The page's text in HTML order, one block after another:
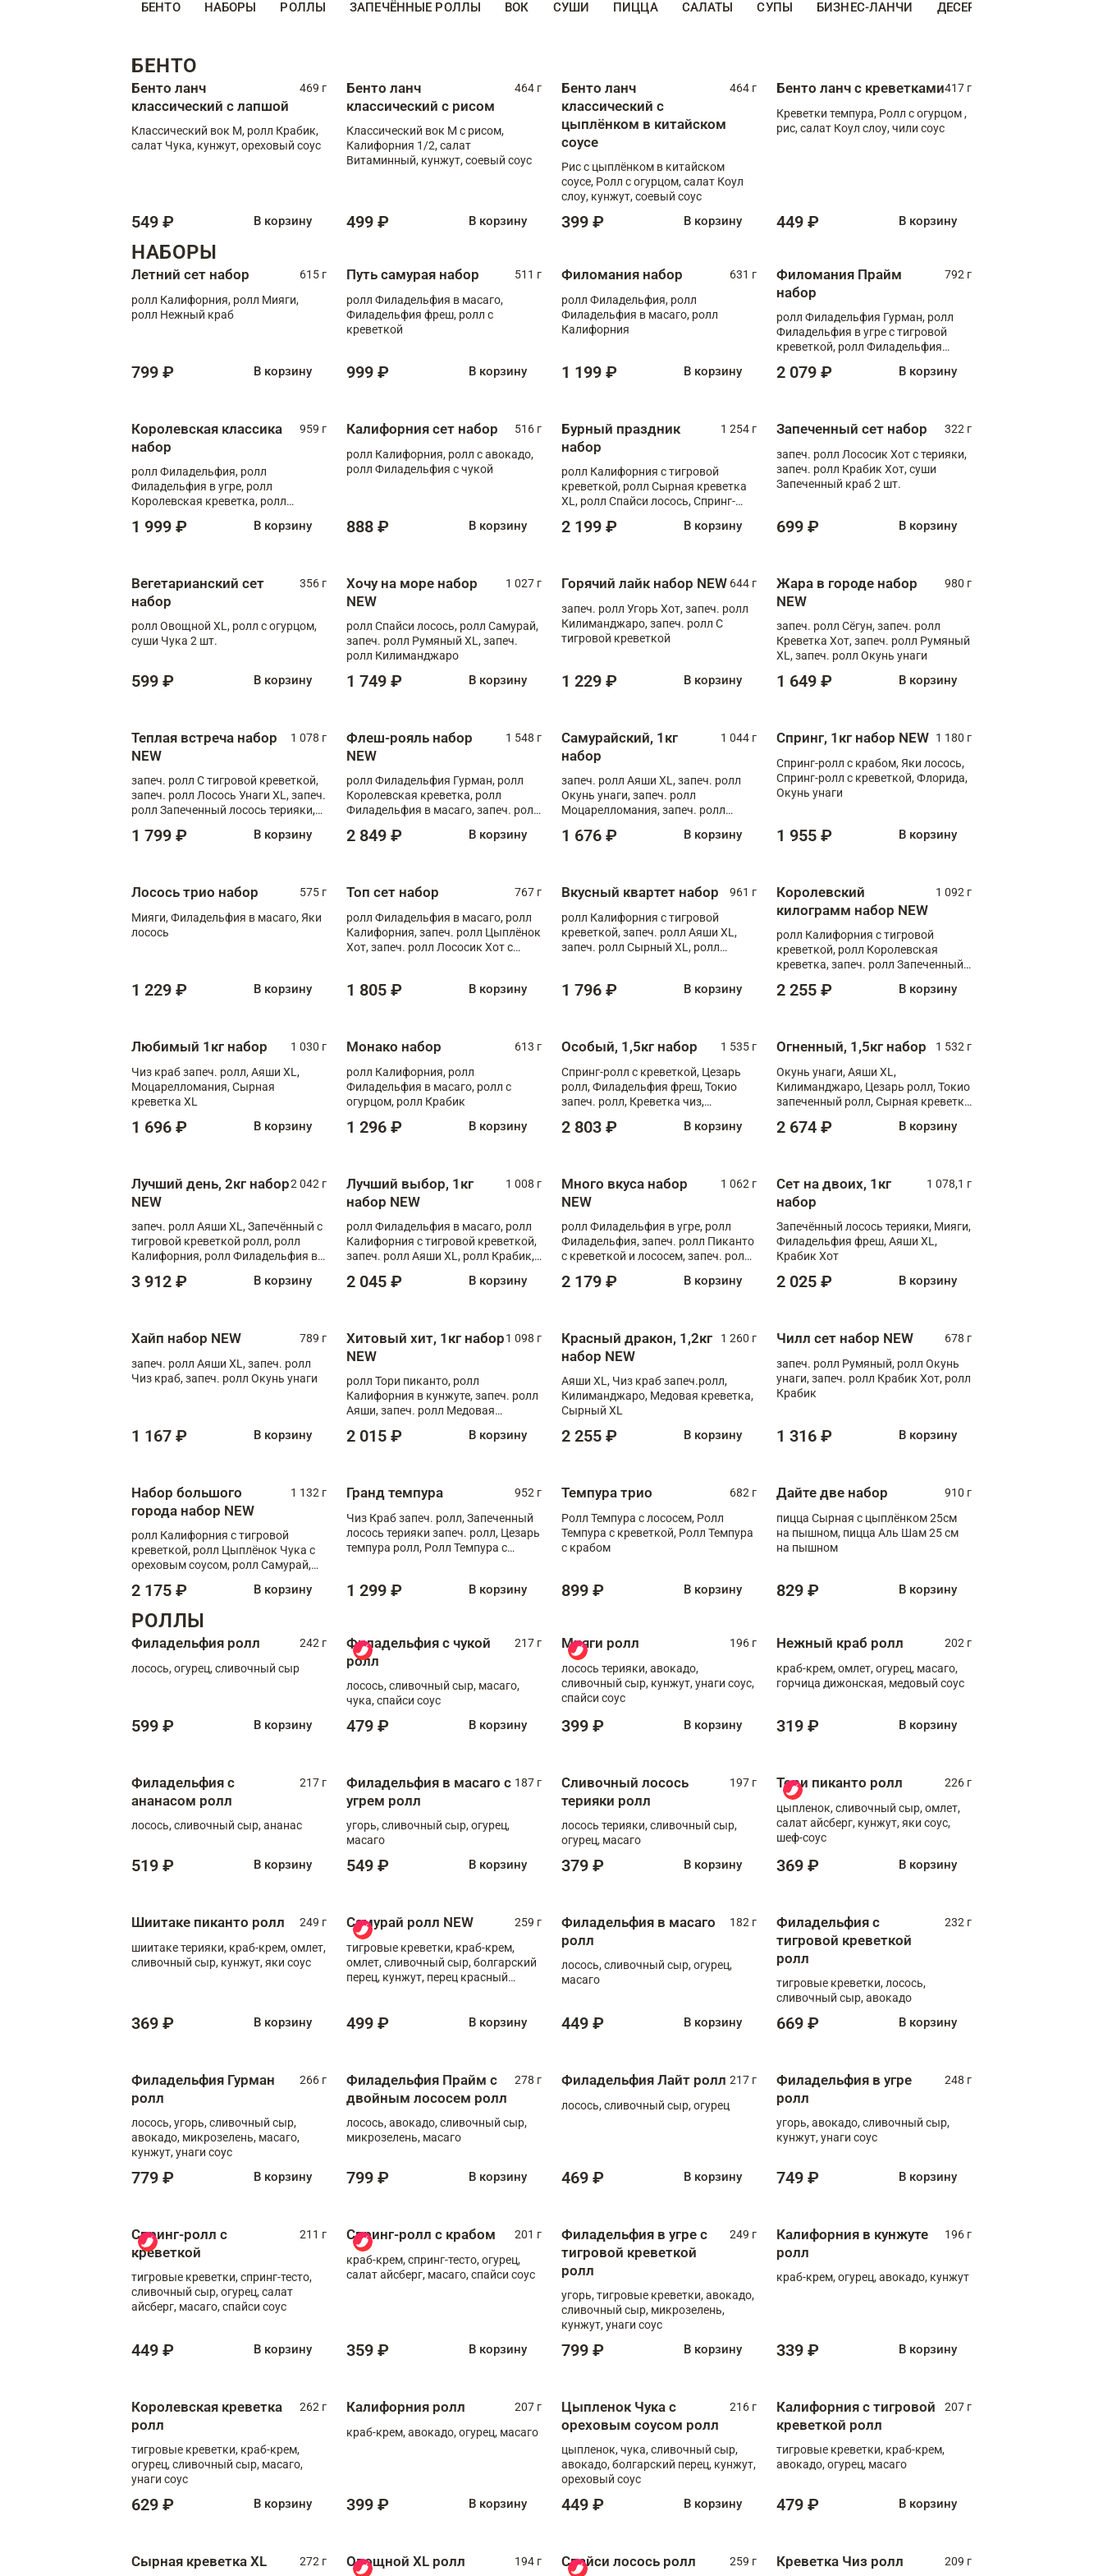
БЕНТО НАБОРЫ РОЛЛЫ ЗАПЕЧЁННЫЕ РОЛЛЫ ВОК СУШИ ПИЦЦА САЛАТЫ СУПЫ БИЗНЕС-ЛАНЧИ ДЕСЕРТЫ
БЕНТО
Бенто ланч
классический с лапшой
469 г
Классический вок М, ролл Крабик,
салат Чука, кунжут, ореховый соус
549 ₽ В корзину
Бенто ланч
классический с рисом
464 г
Классический вок М с рисом,
Калифорния 1/2, салат
Витаминный, кунжут, соевый соус
499 ₽ В корзину
Бенто ланч
классический с
цыплёнком в китайском
соусе
464 г
Рис с цыплёнком в китайском
соусе, Ролл с огурцом, салат Коул
слоу, кунжут, соевый соус
399 ₽ В корзину
Бенто ланч с креветками417 г
Креветки темпура, Ролл с огурцом ,
рис, салат Коул слоу, чили соус
449 ₽ В корзину
НАБОРЫ
Летний сет набор
615 г
ролл Калифорния, ролл Мияги,
ролл Нежный краб
799 ₽ В корзину
Путь самурая набор
511 г
ролл Филадельфия в масаго,
Филадельфия фреш, ролл с
креветкой
999 ₽ В корзину
Филомания набор
631 г
ролл Филадельфия, ролл
Филадельфия в масаго, ролл
Калифорния
1 199 ₽ В корзину
Филомания Прайм
набор
792 г
ролл Филадельфия Гурман, ролл
Филадельфия в угре с тигровой
креветкой, ролл Филадельфия
2 079 ₽ В корзину
Королевская классика
набор
959 г
ролл Филадельфия, ролл
Филадельфия в угре, ролл
Королевская креветка, ролл
1 999 ₽ В корзину
Калифорния сет набор
516 г
ролл Калифорния, ролл с авокадо,
ролл Филадельфия с чукой
888 ₽ В корзину
Бурный праздник
набор
1 254 г
ролл Калифорния с тигровой
креветкой, ролл Сырная креветка
XL, ролл Спайси лосось, Спринг-
Медовая креветка
2 199 ₽ В корзину
Запеченный сет набор
322 г
запеч. ролл Лососик Хот с терияки,
запеч. ролл Крабик Хот, суши
Запеченный краб 2 шт.
699 ₽ В корзину
Вегетарианский сет
набор
356 г
ролл Овощной XL, ролл с огурцом,
суши Чука 2 шт.
599 ₽ В корзину
Хочу на море набор
NEW
1 027 г
ролл Спайси лосось, ролл Самурай,
запеч. ролл Румяный XL, запеч.
ролл Килиманджаро
1 749 ₽ В корзину
Горячий лайк набор NEW 644 г
запеч. ролл Угорь Хот, запеч. ролл
Килиманджаро, запеч. ролл С
тигровой креветкой
1 229 ₽ В корзину
Жара в городе набор
NEW
980 г
запеч. ролл Сёгун, запеч. ролл
Креветка Хот, запеч. ролл Румяный
XL, запеч. ролл Окунь унаги
1 649 ₽ В корзину
Теплая встреча набор
NEW
1 078 г
запеч. ролл С тигровой креветкой,
запеч. ролл Лосось Унаги XL, запеч.
ролл Запеченный лосось терияки,
1 799 ₽ В корзину
Флеш-рояль набор
NEW
1 548 г
ролл Филадельфия Гурман, ролл
Королевская креветка, ролл
Филадельфия в масаго, запеч. ролл
Тигровая креветка с моцареллой,
2 849 ₽ В корзину
Самурайский, 1кг
набор
1 044 г
запеч. ролл Аяши XL, запеч. ролл
Окунь унаги, запеч. ролл
Моцарелломания, запеч. ролл
1 676 ₽ В корзину
Спринг, 1кг набор NEW 1 180 г
Спринг-ролл с крабом, Яки лосось,
Спринг-ролл с креветкой, Флорида,
Окунь унаги
1 955 ₽ В корзину
Лосось трио набор
575 г
Мияги, Филадельфия в масаго, Яки
лосось
1 229 ₽ В корзину
Топ сет набор
767 г
ролл Филадельфия в масаго, ролл
Калифорния, запеч. ролл Цыплёнок
Хот, запеч. ролл Лососик Хот с
1 805 ₽ В корзину
Вкусный квартет набор
961 г
ролл Калифорния с тигровой
креветкой, запеч. ролл Аяши XL,
запеч. ролл Сырный XL, ролл
1 796 ₽ В корзину
Королевский
килограмм набор NEW
1 092 г
ролл Калифорния с тигровой
креветкой, ролл Королевская
креветка, запеч. ролл Запеченный
XL, запеч. ролл Крабик Хот
2 255 ₽ В корзину
Любимый 1кг набор
1 030 г
Чиз краб запеч. ролл, Аяши XL,
Моцарелломания, Сырная
креветка XL
1 696 ₽ В корзину
Монако набор
613 г
ролл Калифорния, ролл
Филадельфия в масаго, ролл с
огурцом, ролл Крабик
1 296 ₽ В корзину
Особый, 1,5кг набор
1 535 г
Спринг-ролл с креветкой, Цезарь
ролл, Филадельфия фреш, Токио
запеч. ролл, Креветка чиз,
Флорида
2 803 ₽ В корзину
Огненный, 1,5кг набор
1 532 г
Окунь унаги, Аяши XL,
Килиманджаро, Цезарь ролл, Токио
запеченный ролл, Сырная креветка
2 674 ₽ В корзину
Лучший день, 2кг набор
NEW
2 042 г
запеч. ролл Аяши XL, Запечённый с
тигровой креветкой ролл, ролл
Калифорния, ролл Филадельфия в
запеч. ролл Моцарелломания, ролл
3 912 ₽ В корзину
Лучший выбор, 1кг
набор NEW
1 008 г
ролл Филадельфия в масаго, ролл
Калифорния с тигровой креветкой,
запеч. ролл Аяши XL, ролл Крабик,
2 045 ₽ В корзину
Много вкуса набор
NEW
1 062 г
ролл Филадельфия в угре, ролл
Филадельфия, запеч. ролл Пиканто
с креветкой и лососем, запеч. ролл
2 179 ₽ В корзину
Сет на двоих, 1кг
набор
1 078,1 г
Запечённый лосось терияки, Мияги,
Филадельфия фреш, Аяши XL,
Крабик Хот
2 025 ₽ В корзину
Хайп набор NEW
789 г
запеч. ролл Аяши XL, запеч. ролл
Чиз краб, запеч. ролл Окунь унаги
1 167 ₽ В корзину
Хитовый хит, 1кг набор
NEW
1 098 г
ролл Тори пиканто, ролл
Калифорния в кунжуте, запеч. ролл
Аяши, запеч. ролл Медовая
чукой
2 015 ₽ В корзину
Красный дракон, 1,2кг
набор NEW
1 260 г
Аяши XL, Чиз краб запеч.ролл,
Килиманджаро, Медовая креветка,
Сырный XL
2 255 ₽ В корзину
Чилл сет набор NEW
678 г
запеч. ролл Румяный, ролл Окунь
унаги, запеч. ролл Крабик Хот, ролл
Крабик
1 316 ₽ В корзину
Набор большого
города набор NEW
1 132 г
ролл Калифорния с тигровой
креветкой, ролл Цыплёнок Чука с
ореховым соусом, ролл Самурай,
ролл с крабом
2 175 ₽ В корзину
Гранд темпура
952 г
Чиз Краб запеч. ролл, Запеченный
лосось терияки запеч. ролл, Цезарь
темпура ролл, Ролл Темпура с
1 299 ₽ В корзину
Темпура трио
682 г
Ролл Темпура с лососем, Ролл
Темпура с креветкой, Ролл Темпура
с крабом
899 ₽ В корзину
Дайте две набор
910 г
пицца Сырная с цыплёнком 25см
на пышном, пицца Аль Шам 25 см
на пышном
829 ₽ В корзину
РОЛЛЫ
Филадельфия ролл
242 г
лосось, огурец, сливочный сыр
599 ₽ В корзину
Филадельфия с чукой
ролл
217 г
лосось, сливочный сыр, масаго,
чука, спайси соус
479 ₽ В корзину
Мияги ролл
196 г
лосось терияки, авокадо,
сливочный сыр, кунжут, унаги соус,
спайси соус
399 ₽ В корзину
Нежный краб ролл
202 г
краб-крем, омлет, огурец, масаго,
горчица дижонская, медовый соус
319 ₽ В корзину
Филадельфия с
ананасом ролл
217 г
лосось, сливочный сыр, ананас
519 ₽ В корзину
Филадельфия в масаго с
угрем ролл
187 г
угорь, сливочный сыр, огурец,
масаго
549 ₽ В корзину
Сливочный лосось
терияки ролл
197 г
лосось терияки, сливочный сыр,
огурец, масаго
379 ₽ В корзину
Тори пиканто ролл
226 г
цыпленок, сливочный сыр, омлет,
салат айсберг, кунжут, яки соус,
шеф-соус
369 ₽ В корзину
Шиитаке пиканто ролл
249 г
шиитаке терияки, краб-крем, омлет,
сливочный сыр, кунжут, яки соус
369 ₽ В корзину
Самурай ролл NEW
259 г
тигровые креветки, краб-крем,
омлет, сливочный сыр, болгарский
перец, кунжут, перец красный
499 ₽ В корзину
Филадельфия в масаго
ролл
182 г
лосось, сливочный сыр, огурец,
масаго
449 ₽ В корзину
Филадельфия с
тигровой креветкой
ролл
232 г
тигровые креветки, лосось,
сливочный сыр, авокадо
669 ₽ В корзину
Филадельфия Гурман
ролл
266 г
лосось, угорь, сливочный сыр,
авокадо, микрозелень, масаго,
кунжут, унаги соус
779 ₽ В корзину
Филадельфия Прайм с
двойным лососем ролл
278 г
лосось, авокадо, сливочный сыр,
микрозелень, масаго
799 ₽ В корзину
Филадельфия Лайт ролл 217 г
лосось, сливочный сыр, огурец
469 ₽ В корзину
Филадельфия в угре
ролл
248 г
угорь, авокадо, сливочный сыр,
кунжут, унаги соус
749 ₽ В корзину
Спринг-ролл с
креветкой
211 г
тигровые креветки, спринг-тесто,
сливочный сыр, огурец, салат
айсберг, масаго, спайси соус
449 ₽ В корзину
Спринг-ролл с крабом
201 г
краб-крем, спринг-тесто, огурец,
салат айсберг, масаго, спайси соус
359 ₽ В корзину
Филадельфия в угре с
тигровой креветкой
ролл
249 г
угорь, тигровые креветки, авокадо,
сливочный сыр, микрозелень,
кунжут, унаги соус
799 ₽ В корзину
Калифорния в кунжуте
ролл
196 г
краб-крем, огурец, авокадо, кунжут
339 ₽ В корзину
Королевская креветка
ролл
262 г
тигровые креветки, краб-крем,
огурец, сливочный сыр, масаго,
унаги соус
629 ₽ В корзину
Калифорния ролл
207 г
краб-крем, авокадо, огурец, масаго
399 ₽ В корзину
Цыпленок Чука с
ореховым соусом ролл
216 г
цыпленок, чука, сливочный сыр,
авокадо, болгарский перец, кунжут,
ореховый соус
449 ₽ В корзину
Калифорния с тигровой
креветкой ролл
207 г
тигровые креветки, краб-крем,
авокадо, огурец, масаго
479 ₽ В корзину
Сырная креветка XL
272 г Овощной XL ролл 194 г Спайси лосось ролл 259 г Креветка Чиз ролл 209 г